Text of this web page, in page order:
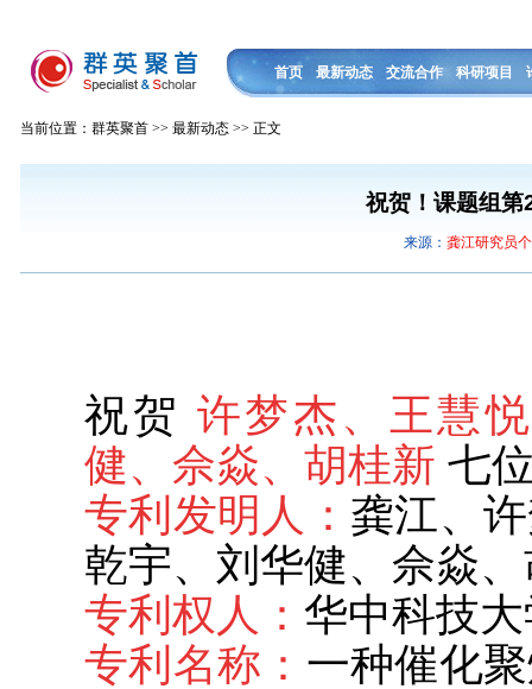
首页 最新动态 交流合作 科研项目
当前位置：群英聚首 >> 最新动态 >> 正文
祝贺！课题组第
来源： 龚江研究员
祝贺 许梦杰、王慧
健、佘焱、胡桂新 七
专利发明人： 龚江、
乾宇、刘华健、佘焱
专利权人： 华中科技
专利名称： 一种催化